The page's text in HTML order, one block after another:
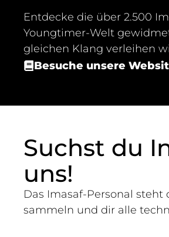
Entdecke die über 2.500
Youngtimer-Welt
gleichen Klang verleihen
Besuche unsere
Suchst du
uns!
Das Imasaf-Personal
sammeln und dir alle